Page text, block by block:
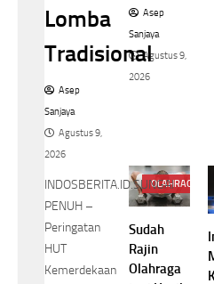
Lomba
Tradisional
Asep
Sanjaya
Agustus 9,
2026
INDOSBERITA.ID.SUNGAI
PENUH –
Peringatan
HUT
Kemerdekaan
Asep
Sanjaya
Agustus 9,
2026
OLAHRAGA
Sudah
Rajin
Olahraga